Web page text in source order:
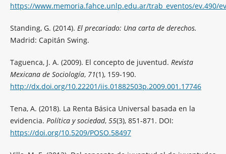
https://www.memoria.fahce.unlp.edu.ar/trab_eventos/ev.490/
Standing, G. (2014). El precariado: Una carta de derechos.
Madrid: Capitán Swing.
Taguenca, J. A. (2009). El concepto de juventud. Revista
Mexicana de Sociología, 71(1), 159-190.
http://dx.doi.org/10.22201/iis.01882503p.2009.001.17746
Tena, A. (2018). La Renta Básica Universal basada en la
evidencia. Política y sociedad, 55(3), 851-871. DOI:
https://doi.org/10.5209/POSO.58497